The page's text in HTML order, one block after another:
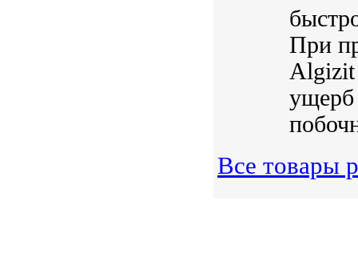
При
Algizit
ущерб
Все товары